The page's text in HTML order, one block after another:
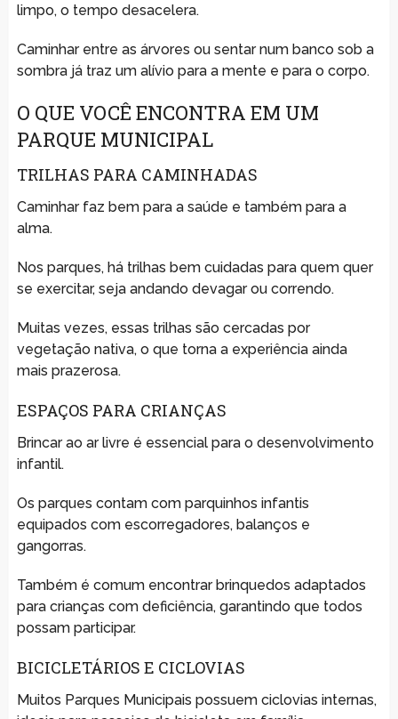
limpo, o tempo desacelera.
Caminhar entre as árvores ou sentar num banco sob a
sombra já traz um alívio para a mente e para o corpo.
O QUE VOCÊ ENCONTRA EM UM
PARQUE MUNICIPAL
TRILHAS PARA CAMINHADAS
Caminhar faz bem para a saúde e também para a
alma.
Nos parques, há trilhas bem cuidadas para quem quer
se exercitar, seja andando devagar ou correndo.
Muitas vezes, essas trilhas são cercadas por
vegetação nativa, o que torna a experiência ainda
mais prazerosa.
ESPAÇOS PARA CRIANÇAS
Brincar ao ar livre é essencial para o desenvolvimento
infantil.
Os parques contam com parquinhos infantis
equipados com escorregadores, balanços e
gangorras.
Também é comum encontrar brinquedos adaptados
para crianças com deficiência, garantindo que todos
possam participar.
BICICLETÁRIOS E CICLOVIAS
Muitos Parques Municipais possuem ciclovias internas,